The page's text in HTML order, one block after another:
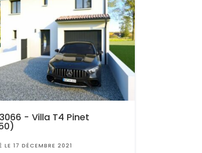
- Villa T4 Pinet
LE 17 DÉCEMBRE 2021